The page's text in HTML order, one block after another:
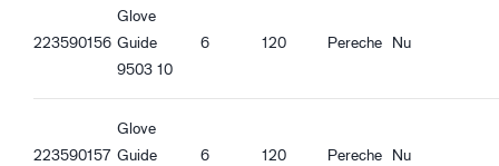
Funcție Touch screen
Bună aderență în condiții uscate
Bună aderență în condiții umede
Bună aderență la ulei
Aderență bună la murdărire
223590156
Glove
Guide
9503 10
6 120 Pereche Nu
223590157
Glove
Guide
6 120 Pereche Nu